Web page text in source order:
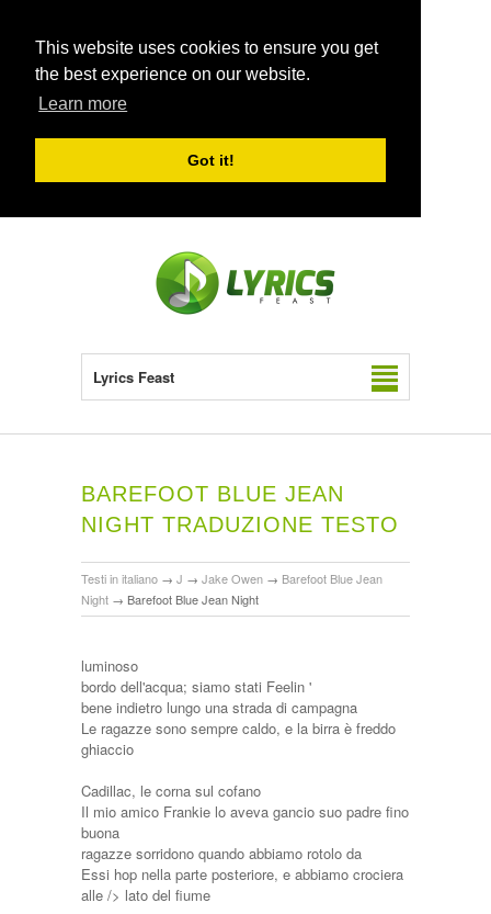
This website uses cookies to ensure you get
the best experience on our website.
Learn more
Got it!
Lyrics Feast
BAREFOOT BLUE JEAN
NIGHT TRADUZIONE TESTO
Testi in italiano → J → Jake Owen → Barefoot Blue Jean
Night → Barefoot Blue Jean Night
luminoso
bordo dell'acqua; siamo stati Feelin '
bene indietro lungo una strada di campagna
Le ragazze sono sempre caldo, e la birra è freddo
ghiaccio
Cadillac, le corna sul cofano
Il mio amico Frankie lo aveva gancio suo padre fino
buona
ragazze sorridono quando abbiamo rotolo da
Essi hop nella parte posteriore, e abbiamo crociera
alle /> lato del fiume